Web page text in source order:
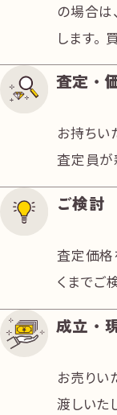
その
進みく
その
号ま
の場合は
します。
査定・
お持ちい
査定員が
ご検討
査定価格
くまでご
成立・
お売りい
渡しいた